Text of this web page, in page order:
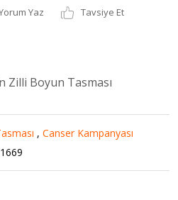
Yaz
Tavsiye Et
Zilli Boyun Tasması
,Canser Kampanyası